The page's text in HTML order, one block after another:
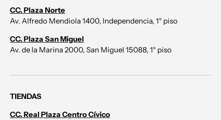
CC. Plaza Norte
Av. Alfredo Mendiola 1400, Independencia, 1° piso
CC. Plaza San Miguel
Av. de la Marina 2000, San Miguel 15088, 1° piso
TIENDAS
CC. Real Plaza Centro Cívico